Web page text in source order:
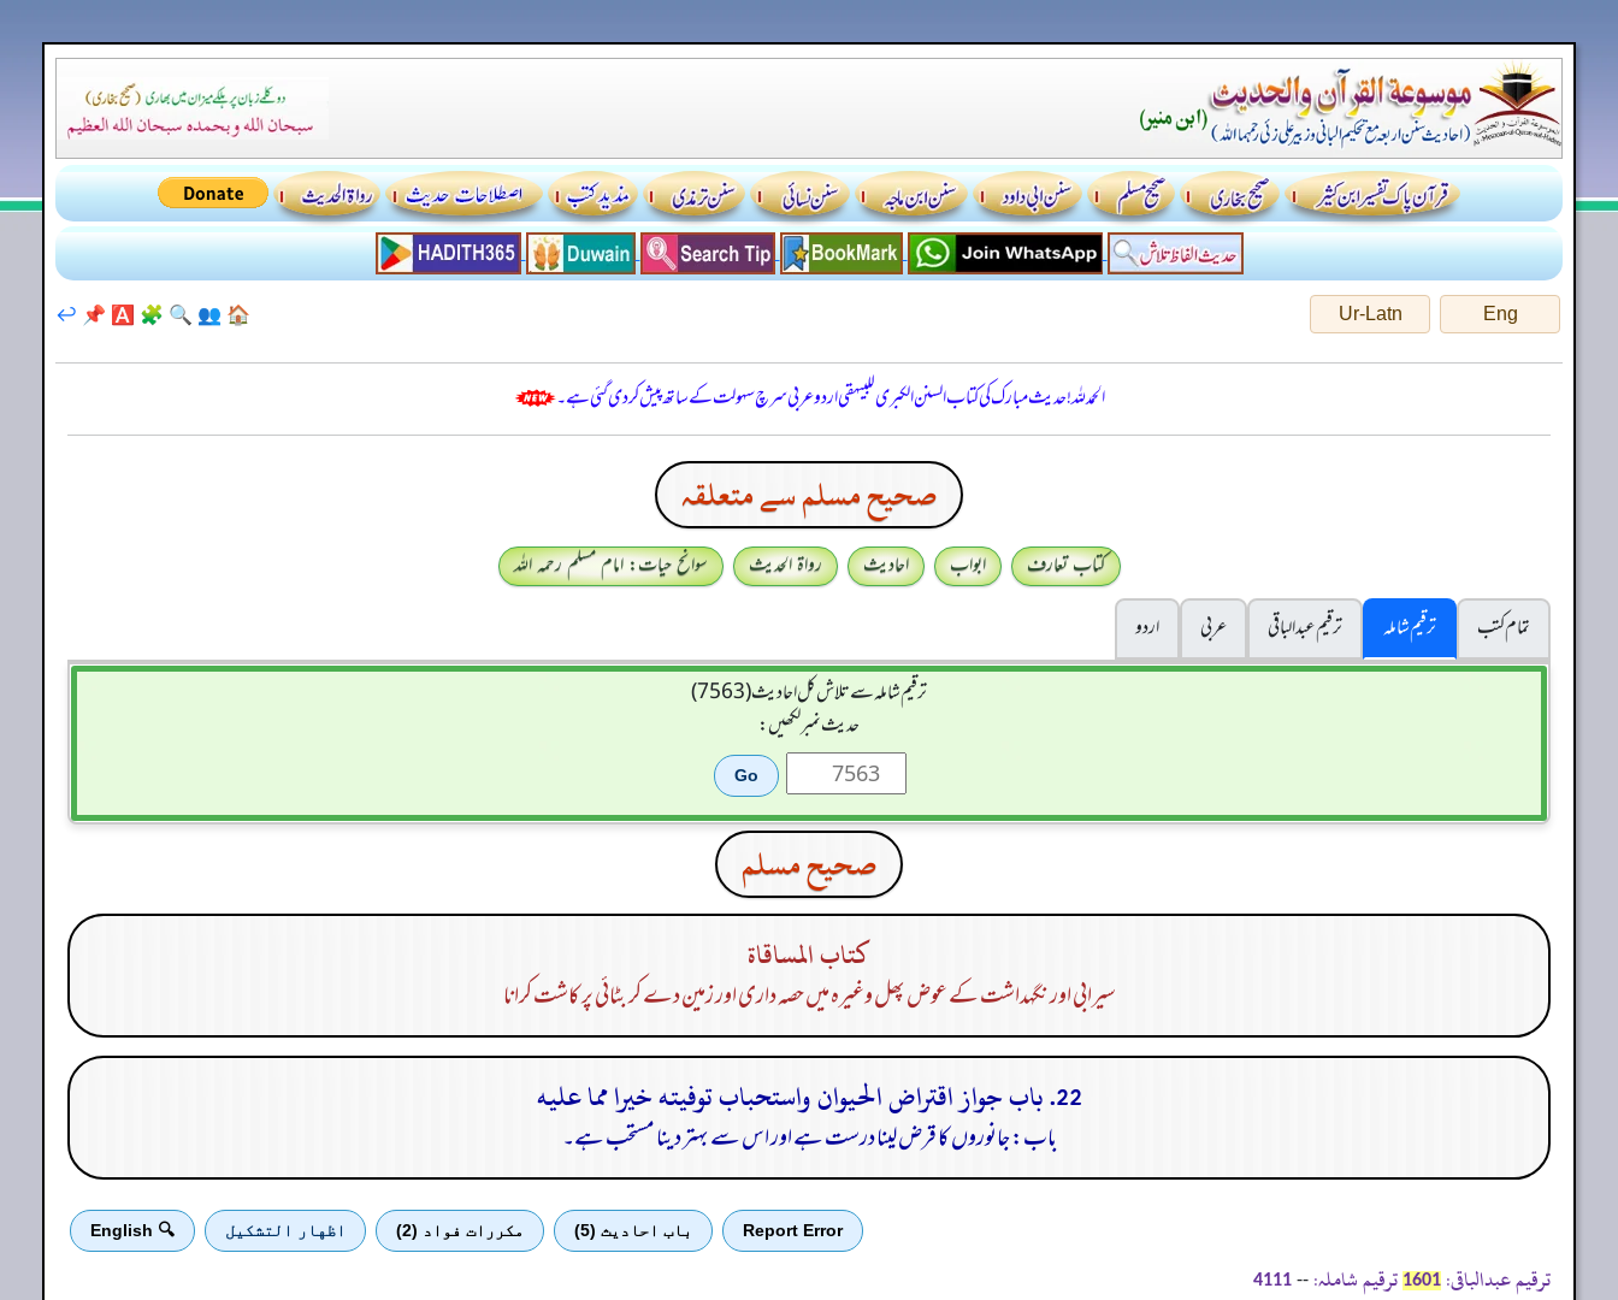
Eng
Ur-Latn
🏠
👥
🔍
🧩
🅰️
📌
↩️
الحمدللہ! حدیث مبارک کی کتاب السنن الكبرى للبيهقي اردو عربی سرچ سہولت کے ساتھ پیش کر دی گئی ہے۔
صحيح مسلم سے متعلقہ
کتاب تعارف ابواب احادیث رواۃ الحدیث
سوانح حیات: امام مسلم رحمہ اللہ
تمام کتب
ترقیم شاملہ ترقيم عبدالباقی عربی
اردو
ترقیم شاملہ سے تلاش کل احادیث (7563)
حدیث نمبر لکھیں:
صحيح مسلم
كتاب المساقاة
سیرابی اور نگہداشت کے عوض پھل وغیرہ میں حصہ داری اور زمین دے کر بٹائی پر کاشت کرانا
22. باب جواز اقتراض الحيوان واستحباب توفيته خيرا مما عليه
باب: جانوروں کا قرض لینا درست ہے اور اس سے بہتر دینا مستحب ہے۔
Report Error باب احادیث (5) مكررات فواد (2) اظهار التشكيل 🔍 English
ترقیم عبدالباقی: 1601 ترقیم شاملہ: --
4111